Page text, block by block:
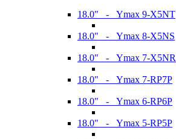
18.0" - Ymax 9-X5NT
18.0" - Ymax 8-X5NS
18.0" - Ymax 7-X5NR
18.0" - Ymax 7-RP7P
18.0" - Ymax 6-RP6P
18.0" - Ymax 5-RP5P